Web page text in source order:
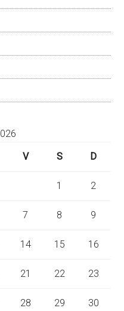
V S D
1 2
7 8 9
14 15 16
21 22 23
28 29 30